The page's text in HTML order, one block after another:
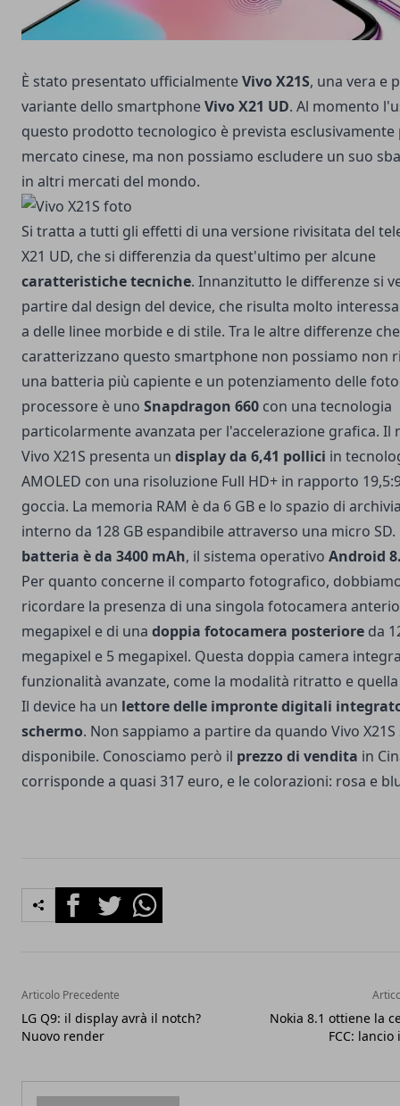
È stato presentato ufficialmenteVivo X21S, una vera e
variante dello smartphoneVivo X21 UD. Al momento
questo prodotto tecnologico è prevista esclusivamente
mercato cinese, ma non possiamo escludere un suo
in altri mercati del mondo.
Si tratta a tutti gli effetti di una versione rivisitata del
X21 UD, che si differenzia da quest'ultimo per alcune
caratteristiche tecniche. Innanzitutto le differenze si
partire dal design del device, che risulta molto
a delle linee morbide e di stile. Tra le altre differenze che
caratterizzano questo smartphone non possiamo non
una batteria più capiente e un potenziamento delle
processore è uno Snapdragon 660 con una tecnologia
particolarmente avanzata per l'accelerazione grafica. Il
Vivo X21S presenta un display da 6,41 pollici in
AMOLED con una risoluzione Full HD+ in rapporto
goccia. La memoria RAM è da 6 GB e lo spazio di
interno da 128 GB espandibile attraverso una micro SD.
batteria è da 3400 mAh, il sistema operativo Android
Per quanto concerne il comparto fotografico,
ricordare la presenza di una singola fotocamera
megapixel e di una doppia fotocamera posteriore da
megapixel e 5 megapixel. Questa doppia camera
funzionalità avanzate, come la modalità ritratto e quella
Il device ha un lettore delle impronte digitali
schermo. Non sappiamo a partire da quando Vivo X21S
disponibile. Conosciamo però il prezzo di vendita in
corrisponde a quasi 317 euro, e le colorazioni: rosa e
FacebookTwitterWhatsapp
Articolo Precedente
LG Q9: il display avrà il notch?
Nuovo render
Nokia 8.1 ottiene la
FCC: